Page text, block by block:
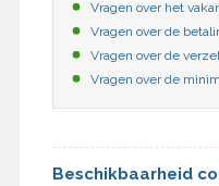
Vragen over het
Vragen over de
Vragen over de
Vragen over de
Beschikbaarheid